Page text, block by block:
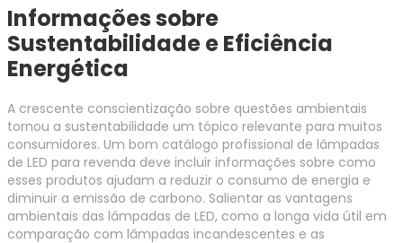
Informações sobre
Sustentabilidade e Eficiência
Energética
A crescente conscientização sobre questões ambientais
tornou a sustentabilidade um tópico relevante para muitos
consumidores. Um bom catálogo profissional de lâmpadas
de LED para revenda deve incluir informações sobre como
esses produtos ajudam a reduzir o consumo de energia e
diminuir a emissão de carbono. Salientar as vantagens
ambientais das lâmpadas de LED, como a longa vida útil em
comparação com lâmpadas incandescentes e as